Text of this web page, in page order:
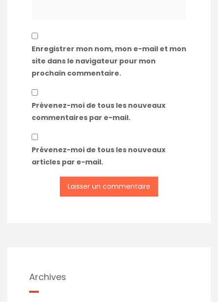
Enregistrer mon nom, mon e-mail et mon
site dans le navigateur pour mon
prochain commentaire.
Prévenez-moi de tous les nouveaux
commentaires par e-mail.
Prévenez-moi de tous les nouveaux
articles par e-mail.
Archives